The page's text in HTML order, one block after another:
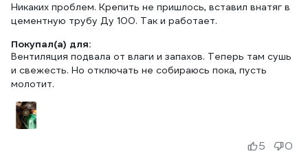
Никаких проблем. Крепить не пришлось, вставил внатяг в
цементную трубу Ду 100. Так и работает.
Покупал(а) для:
Вентиляция подвала от влаги и запахов. Теперь там сушь
и свежесть. Но отключать не собираюсь пока, пусть
молотит.
5 0